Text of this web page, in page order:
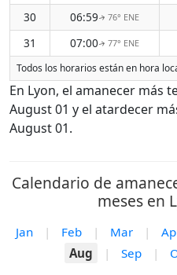
30 06:59↑ 76° ENE
31
07:00↑ 77° ENE
Todos los horarios están en hora
En Lyon, el amanecer más
August 01 y el atardecer
August 01.
Calendario de
meses en
Jan | Feb | Mar |
Aug
| Sep |